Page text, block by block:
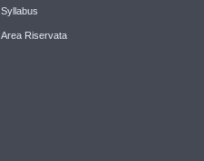
Syllabus
Area Riservata